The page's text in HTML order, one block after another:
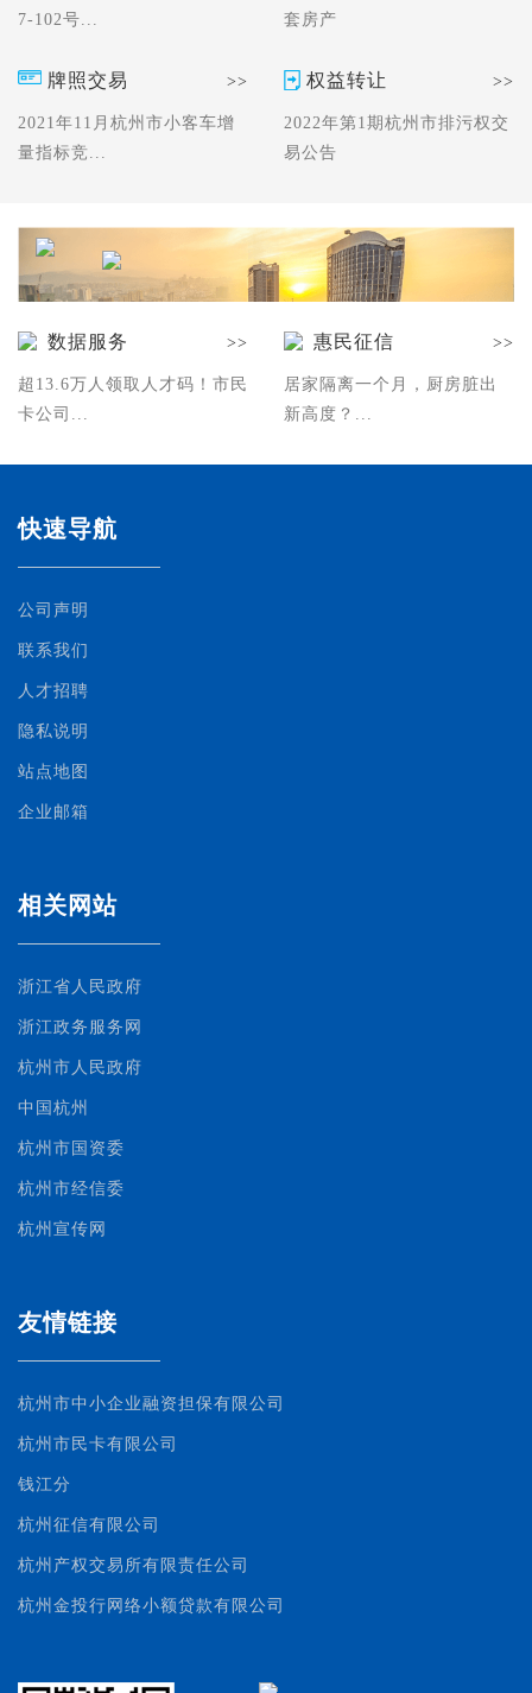
7-102号...
套房产
牌照交易 >>
2021年11月杭州市小客车增
量指标竞...
权益转让 >>
2022年第1期杭州市排污权交
易公告
数据服务 >>
超13.6万人领取人才码！市民
卡公司...
惠民征信 >>
居家隔离一个月，厨房脏出
新高度？...
快速导航
公司声明
联系我们
人才招聘
隐私说明
站点地图
企业邮箱
相关网站
浙江省人民政府
浙江政务服务网
杭州市人民政府
中国杭州
杭州市国资委
杭州市经信委
杭州宣传网
友情链接
杭州市中小企业融资担保有限公司
杭州市民卡有限公司
钱江分
杭州征信有限公司
杭州产权交易所有限责任公司
杭州金投行网络小额贷款有限公司